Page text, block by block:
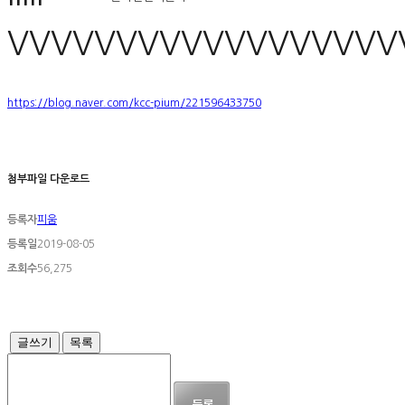
https://blog.naver.com/kcc-pium/221596433750
첨부파일 다운로드
등록자피움
등록일2019-08-05
조회수56,275
글쓰기 목록